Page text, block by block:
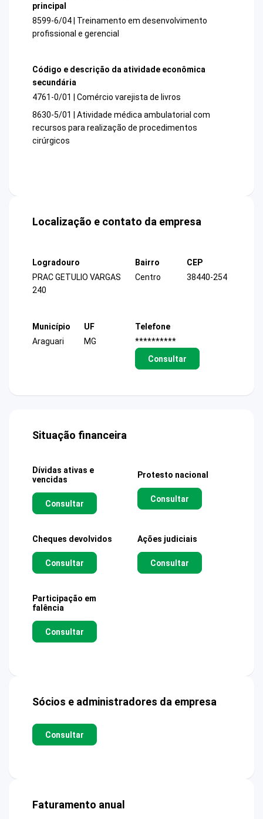
principal
8599-6/04 | Treinamento em desenvolvimento
profissional e gerencial
Código e descrição da atividade econômica
secundária
4761-0/01 | Comércio varejista de livros
8630-5/01 | Atividade médica ambulatorial com
recursos para realização de procedimentos
cirúrgicos
Localização e contato da empresa
Logradouro
PRAC GETULIO VARGAS
240
Bairro
Centro
CEP
38440-254
Município
Araguari
UF
MG
Telefone
**********
Consultar
Situação financeira
Dívidas ativas e
vencidas
Consultar
Protesto nacional
Consultar
Cheques devolvidos
Consultar
Ações judiciais
Consultar
Participação em
falência
Consultar
Sócios e administradores da empresa
Consultar
Faturamento anual